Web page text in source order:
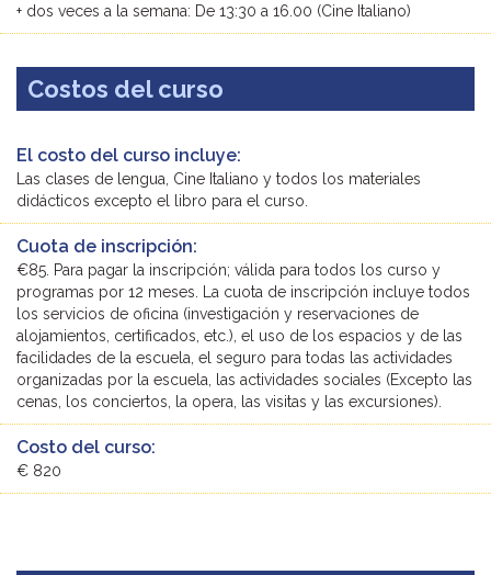
+ dos veces a la semana: De 13:30 a 16.00 (Cine Italiano)
Costos del curso
El costo del curso incluye:
Las clases de lengua, Cine Italiano y todos los materiales
didácticos excepto el libro para el curso.
Cuota de inscripción:
€85. Para pagar la inscripción; válida para todos los curso y
programas por 12 meses. La cuota de inscripción incluye todos
los servicios de oficina (investigación y reservaciones de
alojamientos, certificados, etc.), el uso de los espacios y de las
facilidades de la escuela, el seguro para todas las actividades
organizadas por la escuela, las actividades sociales (Excepto las
cenas, los conciertos, la opera, las visitas y las excursiones).
Costo del curso:
€ 820